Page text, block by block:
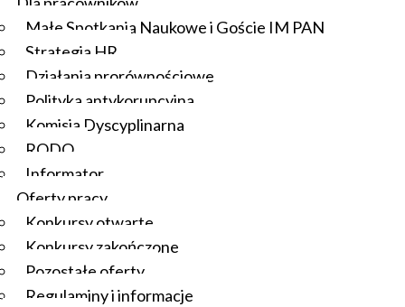
Małe Spotkania Naukowe i Goście IM PAN
Strategia HR
Działania prorównościowe
Polityka antykorupcyjna
Komisja Dyscyplinarna
RODO
Informator
Oferty pracy
Konkursy otwarte
Konkursy zakończone
Pozostałe oferty
Regulaminy i informacje